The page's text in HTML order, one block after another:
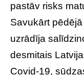
pastāv risks
Savukārt pēdējā
uzrādīja
desmitais
Covid-19,